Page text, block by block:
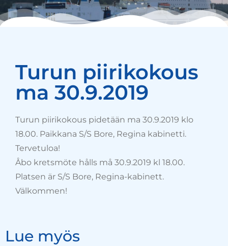
Turun piirikokous
ma 30.9.2019
Turun piirikokous pidetään ma 30.9.2019 klo
18.00. Paikkana S/S Bore, Regina kabinetti.
Tervetuloa!
Åbo kretsmöte hålls må 30.9.2019 kl 18.00.
Platsen är S/S Bore, Regina-kabinett.
Välkommen!
Lue myös